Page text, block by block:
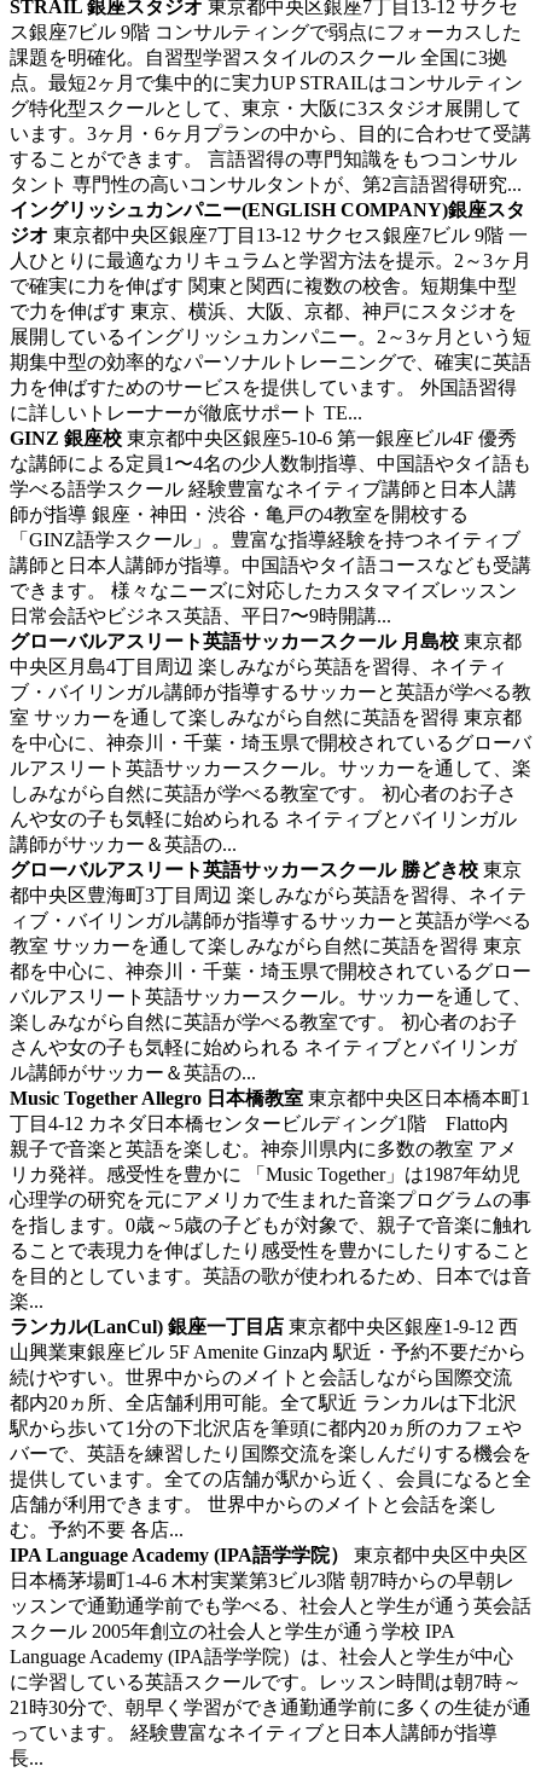
STRAIL 銀座スタジオ 東京都中央区銀座7丁目13-12 サクセ
ス銀座7ビル 9階 コンサルティングで弱点にフォーカスした
課題を明確化。自習型学習スタイルのスクール 全国に3拠
点。最短2ヶ月で集中的に実力UP STRAILはコンサルティン
グ特化型スクールとして、東京・大阪に3スタジオ展開して
います。3ヶ月・6ヶ月プランの中から、目的に合わせて受講
することができます。 言語習得の専門知識をもつコンサル
タント 専門性の高いコンサルタントが、第2言語習得研究...
イングリッシュカンパニー(ENGLISH COMPANY)銀座スタ
ジオ 東京都中央区銀座7丁目13-12 サクセス銀座7ビル 9階 一
人ひとりに最適なカリキュラムと学習方法を提示。2～3ヶ月
で確実に力を伸ばす 関東と関西に複数の校舎。短期集中型
で力を伸ばす 東京、横浜、大阪、京都、神戸にスタジオを
展開しているイングリッシュカンパニー。2～3ヶ月という短
期集中型の効率的なパーソナルトレーニングで、確実に英語
力を伸ばすためのサービスを提供しています。 外国語習得
に詳しいトレーナーが徹底サポート TE...
GINZ 銀座校 東京都中央区銀座5-10-6 第一銀座ビル4F 優秀
な講師による定員1〜4名の少人数制指導、中国語やタイ語も
学べる語学スクール 経験豊富なネイティブ講師と日本人講
師が指導 銀座・神田・渋谷・亀戸の4教室を開校する
「GINZ語学スクール」。豊富な指導経験を持つネイティブ
講師と日本人講師が指導。中国語やタイ語コースなども受講
できます。 様々なニーズに対応したカスタマイズレッスン
日常会話やビジネス英語、平日7〜9時開講...
グローバルアスリート英語サッカースクール 月島校 東京都
中央区月島4丁目周辺 楽しみながら英語を習得、ネイティ
ブ・バイリンガル講師が指導するサッカーと英語が学べる教
室 サッカーを通して楽しみながら自然に英語を習得 東京都
を中心に、神奈川・千葉・埼玉県で開校されているグローバ
ルアスリート英語サッカースクール。サッカーを通して、楽
しみながら自然に英語が学べる教室です。 初心者のお子さ
んや女の子も気軽に始められる ネイティブとバイリンガル
講師がサッカー＆英語の...
グローバルアスリート英語サッカースクール 勝どき校 東京
都中央区豊海町3丁目周辺 楽しみながら英語を習得、ネイテ
ィブ・バイリンガル講師が指導するサッカーと英語が学べる
教室 サッカーを通して楽しみながら自然に英語を習得 東京
都を中心に、神奈川・千葉・埼玉県で開校されているグロー
バルアスリート英語サッカースクール。サッカーを通して、
楽しみながら自然に英語が学べる教室です。 初心者のお子
さんや女の子も気軽に始められる ネイティブとバイリンガ
ル講師がサッカー＆英語の...
Music Together Allegro 日本橋教室 東京都中央区日本橋本町1
丁目4-12 カネダ日本橋センタービルディング1階 Flatto内
親子で音楽と英語を楽しむ。神奈川県内に多数の教室 アメ
リカ発祥。感受性を豊かに 「Music Together」は1987年幼児
心理学の研究を元にアメリカで生まれた音楽プログラムの事
を指します。0歳～5歳の子どもが対象で、親子で音楽に触れ
ることで表現力を伸ばしたり感受性を豊かにしたりすること
を目的としています。英語の歌が使われるため、日本では音
楽...
ランカル(LanCul) 銀座一丁目店 東京都中央区銀座1-9-12 西
山興業東銀座ビル 5F Amenite Ginza内駅近・予約不要だから
続けやすい。世界中からのメイトと会話しながら国際交流
都内20ヵ所、全店舗利用可能。全て駅近 ランカルは下北沢
駅から歩いて1分の下北沢店を筆頭に都内20ヵ所のカフェや
バーで、英語を練習したり国際交流を楽しんだりする機会を
提供しています。全ての店舗が駅から近く、会員になると全
店舗が利用できます。 世界中からのメイトと会話を楽し
む。予約不要 各店...
IPA Language Academy (IPA語学学院）
東京都中央区中央区
日本橋茅場町1-4-6 木村実業第3ビル3階 朝7時からの早朝レ
ッスンで通勤通学前でも学べる、社会人と学生が通う英会話
スクール 2005年創立の社会人と学生が通う学校 IPA
Language Academy (IPA語学学院）は、社会人と学生が中心
に学習している英語スクールです。レッスン時間は朝7時～
21時30分で、朝早く学習ができ通勤通学前に多くの生徒が通
っています。 経験豊富なネイティブと日本人講師が指導
長...